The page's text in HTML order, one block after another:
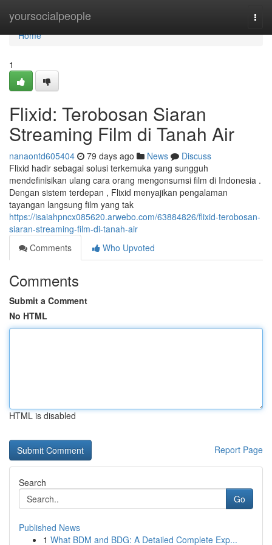
yoursocialpeople
Home
Home
1
Flixid: Terobosan Siaran
Streaming Film di Tanah Air
nanaontd605404 79 days ago News
Discuss
Flixid hadir sebagai solusi terkemuka yang sungguh
mendefinisikan ulang cara orang mengonsumsi film di Indonesia .
Dengan sistem terdepan , Flixid menyajikan pengalaman
tayangan langsung film yang tak
https://isaiahpncx085620.arwebo.com/63884826/flixid-terobosan-
siaran-streaming-film-di-tanah-air
Comments
Who Upvoted
Comments
Submit a Comment
No HTML
HTML is disabled
Report Page
Search
Go
Published News
1 What BDM and BDG: A Detailed Complete Exp...